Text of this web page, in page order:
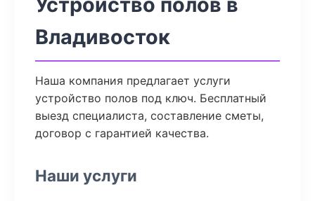
Владивосток
Наша компания предлагает услуги
устройство полов под ключ. Бесплатный
выезд специалиста, составление сметы,
договор с гарантией качества.
Наши услуги